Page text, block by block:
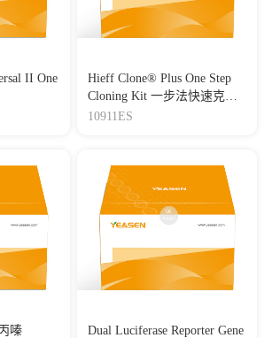
II One
Hieff Clone® Plus One Step
Cloning Kit 一步法快速克隆
试剂盒
10911ES
嗪
Dual Luciferase Reporter Gene